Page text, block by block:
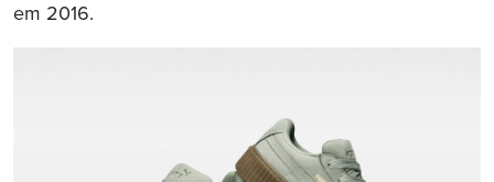
em 2016.